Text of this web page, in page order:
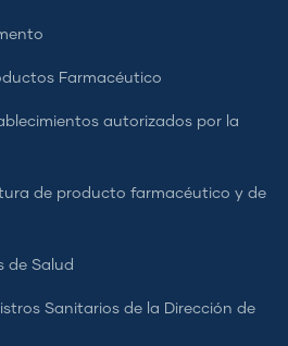
Farmacéutico
autorizados por la
de producto farmacéutico y de
de Salud
Sanitarios de la Dirección de